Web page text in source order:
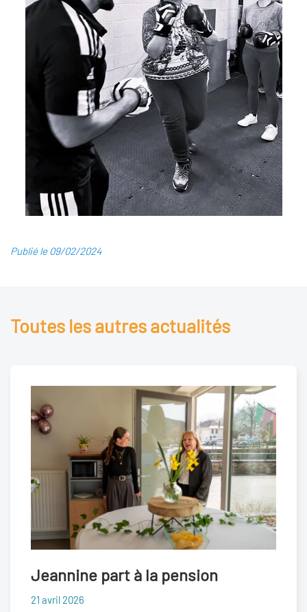
Publié le 09/02/2024
Toutes les autres actualités
Jeannine part à la pension
21 avril 2026